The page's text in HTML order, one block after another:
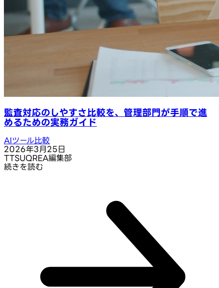
監査対応のしやすさ比較を、管理部門が手順で進
めるための実務ガイド
AIツール比較
2026年3月25日
TTSUQREA編集部
続きを読む